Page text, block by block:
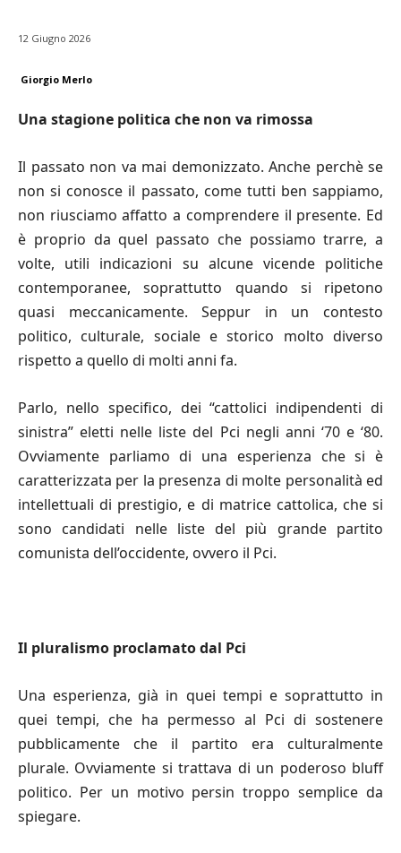
12 Giugno 2026
Giorgio Merlo
Una stagione politica che non va rimossa
Il passato non va mai demonizzato. Anche perchè se
non si conosce il passato, come tutti ben sappiamo,
non riusciamo aﬀatto a comprendere il presente. Ed
è proprio da quel passato che possiamo trarre, a
volte, utili indicazioni su alcune vicende politiche
contemporanee, soprattutto quando si ripetono
quasi meccanicamente. Seppur in un contesto
politico, culturale, sociale e storico molto diverso
rispetto a quello di molti anni fa.
Parlo, nello specifico, dei “cattolici indipendenti di
sinistra” eletti nelle liste del Pci negli anni ‘70 e ‘80.
Ovviamente parliamo di una esperienza che si è
caratterizzata per la presenza di molte personalità ed
intellettuali di prestigio, e di matrice cattolica, che si
sono candidati nelle liste del più grande partito
comunista dell’occidente, ovvero il Pci.
Il pluralismo proclamato dal Pci
Una esperienza, già in quei tempi e soprattutto in
quei tempi, che ha permesso al Pci di sostenere
pubblicamente che il partito era culturalmente
plurale. Ovviamente si trattava di un poderoso bluﬀ
politico. Per un motivo persin troppo semplice da
spiegare.